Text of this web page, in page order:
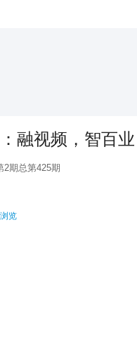
融视频，智百业
2期总第425期
览